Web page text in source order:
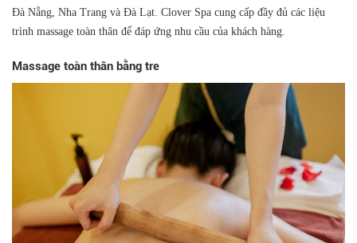
Đà Nẵng, Nha Trang và Đà Lạt. Clover Spa cung cấp đầy đủ các liệu
trình massage toàn thân để đáp ứng nhu cầu của khách hàng.
Massage toàn thân bằng tre